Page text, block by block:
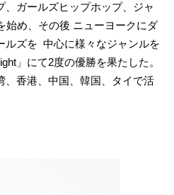
ガールズヒップホップ、ジャ
始め、その後 ニューヨークにダ
ルズを 中心に様々なジャンルを
」にて2度の優勝を果たした。
、香港、中国、韓国、タイで活